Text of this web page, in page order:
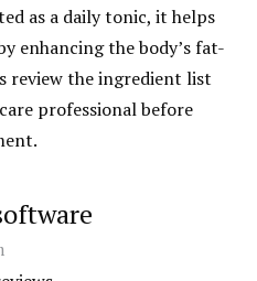
as a daily tonic, it helps
enhancing the body’s fat-
review the ingredient list
professional before